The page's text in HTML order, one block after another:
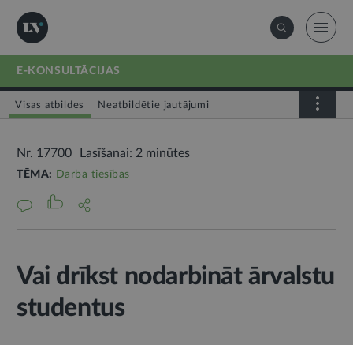
E-KONSULTĀCIJAS
Visas atbildes Neatbildētie jautājumi
Nr. 17700 Lasīšanai: 2 minūtes
TĒMA: Darba tiesības
Vai drīkst nodarbināt ārvalstu
studentus